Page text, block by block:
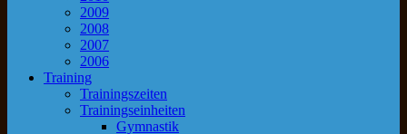
2009
2008
2007
2006
Training
Trainingszeiten
Trainingseinheiten
Gymnastik